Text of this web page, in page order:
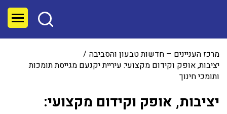
מרכז העניינים – חדשות טבעון והסביבה
יציבות, אופק וקידום מקצועי: עיריית יקנעם מגייסת תומכות
ותומכי חינוך
יציבות, אופק וקידום מקצועי: